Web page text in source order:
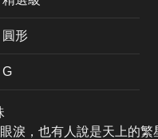
​圓形
G
淚，也有人說是天上的繁